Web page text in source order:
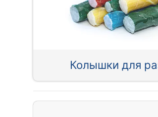
Колышки для